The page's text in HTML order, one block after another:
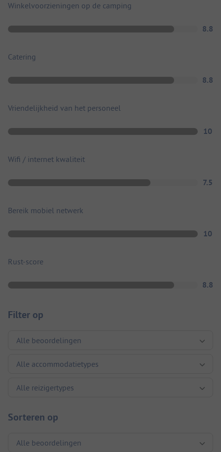
Winkelvoorzieningen op de camping
8.8
Catering
8.8
Vriendelijkheid van het personeel
10
Wifi / internet kwaliteit
7.5
Bereik mobiel netwerk
10
Rust-score
8.8
Filter op
Sorteren op